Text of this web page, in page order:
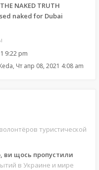
NAKED TRUTH
naked for Dubai
9:22 pm
, Чт апр 08, 2021 4:08 am
туристической
ви щось пропустили
в Украине и мире